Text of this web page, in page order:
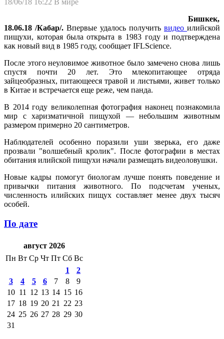
Бишкек,
18.06.18 /Кабар/. Впервые удалось получить видео илийской
пищухи, которая была открыта в 1983 году и подтверждена
как новый вид в 1985 году, сообщает IFLScience.
После этого неуловимое животное было замечено снова лишь
спустя почти 20 лет. Это млекопитающее отряда
зайцеобразных, питающееся травой и листьями, живет только
в Китае и встречается еще реже, чем панда.
В 2014 году великолепная фотография наконец познакомила
мир с харизматичной пищухой — небольшим животным
размером примерно 20 сантиметров.
Наблюдателей особенно поразили уши зверька, его даже
прозвали "волшебный кролик". После фотографии в местах
обитания илийской пищухи начали размещать видеоловушки.
Новые кадры помогут биологам лучше понять поведение и
привычки питания животного. По подсчетам ученых,
численность илийских пищух составляет менее двух тысяч
особей.
По дате
август 2026
Пн Вт Ср Чт Пт Сб Вс
1
2
3
4 5 6 7 8
9
10 11 12 13 14 15 16
17 18 19 20 21 22 23
24 25 26 27 28 29 30
31